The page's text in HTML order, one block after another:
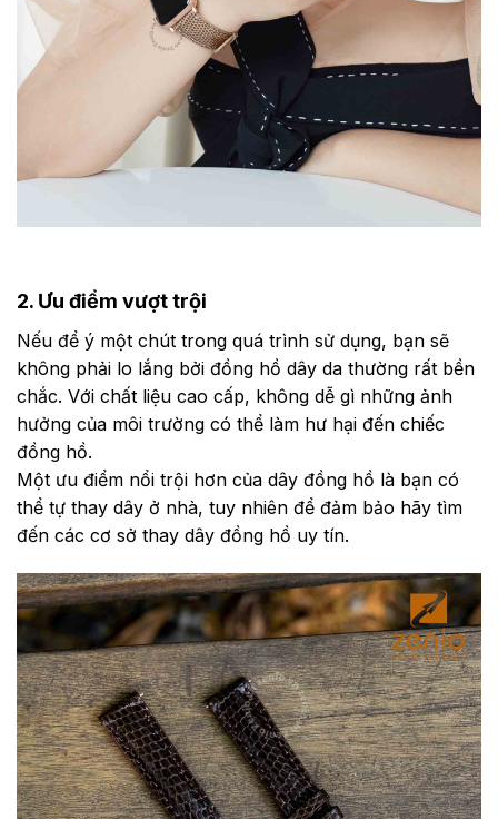
2. Ưu điểm vượt trội
Nếu để ý một chút trong quá trình sử dụng, bạn sẽ
không phải lo lắng bởi đồng hồ dây da thường rất bền
chắc. Với chất liệu cao cấp, không dễ gì những ảnh
hưởng của môi trường có thể làm hư hại đến chiếc
đồng hồ.
Một ưu điểm nổi trội hơn của dây đồng hồ là bạn có
thể tự thay dây ở nhà, tuy nhiên để đảm bảo hãy tìm
đến các cơ sở thay dây đồng hồ uy tín.